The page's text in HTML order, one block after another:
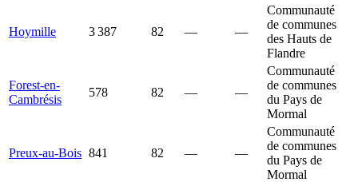
Hoymille 3 387 82 — —
Communauté
de communes
des Hauts de
Flandre
Forest-en-
Cambrésis
578 82 — —
Communauté
de communes
du Pays de
Mormal
Preux-au-Bois 841 82 — —
Communauté
de communes
du Pays de
Mormal